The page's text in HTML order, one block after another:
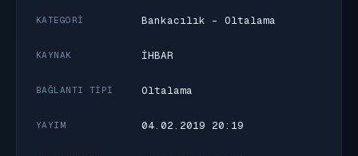
KATEGORI Bankacılık - Oltalama
KAYNAK İHBAR
BAĞLANTI TIPI Oltalama
YAYIM 04.02.2019 20:19